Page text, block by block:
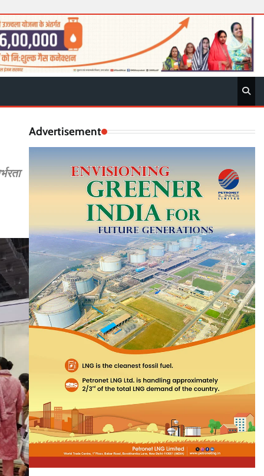
Advertisement